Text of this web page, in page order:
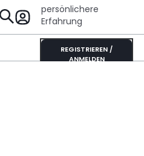
persönlichere
Erfahrung
REGISTRIEREN /
ANMELDEN